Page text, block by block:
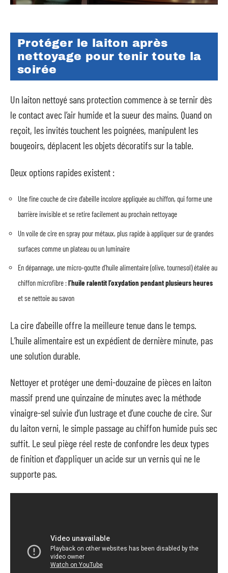
Protéger le laiton après
nettoyage pour tenir toute la
soirée
Un laiton nettoyé sans protection commence à se ternir dès
le contact avec l’air humide et la sueur des mains. Quand on
reçoit, les invités touchent les poignées, manipulent les
bougeoirs, déplacent les objets décoratifs sur la table.
Deux options rapides existent :
Une fine couche de cire d’abeille incolore appliquée au chiffon, qui forme une
barrière invisible et se retire facilement au prochain nettoyage
Un voile de cire en spray pour métaux, plus rapide à appliquer sur de grandes
surfaces comme un plateau ou un luminaire
En dépannage, une micro-goutte d’huile alimentaire (olive, tournesol) étalée au
chiffon microfibre :l’huile ralentit l’oxydation pendant plusieurs heures
et se nettoie au savon
La cire d’abeille offre la meilleure tenue dans le temps.
L’huile alimentaire est un expédient de dernière minute, pas
une solution durable.
Nettoyer et protéger une demi-douzaine de pièces en laiton
massif prend une quinzaine de minutes avec la méthode
vinaigre-sel suivie d’un lustrage et d’une couche de cire. Sur
du laiton verni, le simple passage au chiffon humide puis sec
suffit. Le seul piège réel reste de confondre les deux types
de finition et d’appliquer un acide sur un vernis qui ne le
supporte pas.